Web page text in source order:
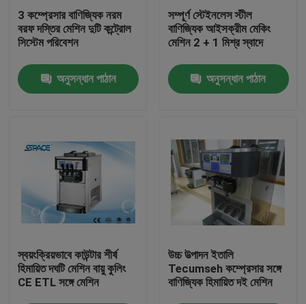
কারখানা ভ্রমণ
মান নিয়ন্ত্রণ
উদ্ধৃতির জন্য আবেদন
নরম সফ্ট আইসক্রিম মেশিন
3 কম্প্রেসার বাণিজ্যিক নরম
বরফ দস্তির মেশিন দুটি কন্ট্রোল
সিস্টেম পরিবেশন
অনুসন্ধান পাঠান
সম্পূর্ণ স্টেইনলেস স্টীল
বাণিজ্যিক আইসক্রীম মেকিং
মেশিন 2 + 1 মিশ্র স্বাদে
অনুসন্ধান পাঠান
স্বয়ংক্রিয়ভাবে কাউন্টার শীর্ষ
হিমায়িত দঘটি মেশিন বায়ু কুলিং
CE ETL সঙ্গে মেশিন
উচ্চ উত্পাদন ইতালি
Tecumseh কম্প্রেসার সঙ্গে
বাণিজ্যিক হিমায়িত দই মেশিন